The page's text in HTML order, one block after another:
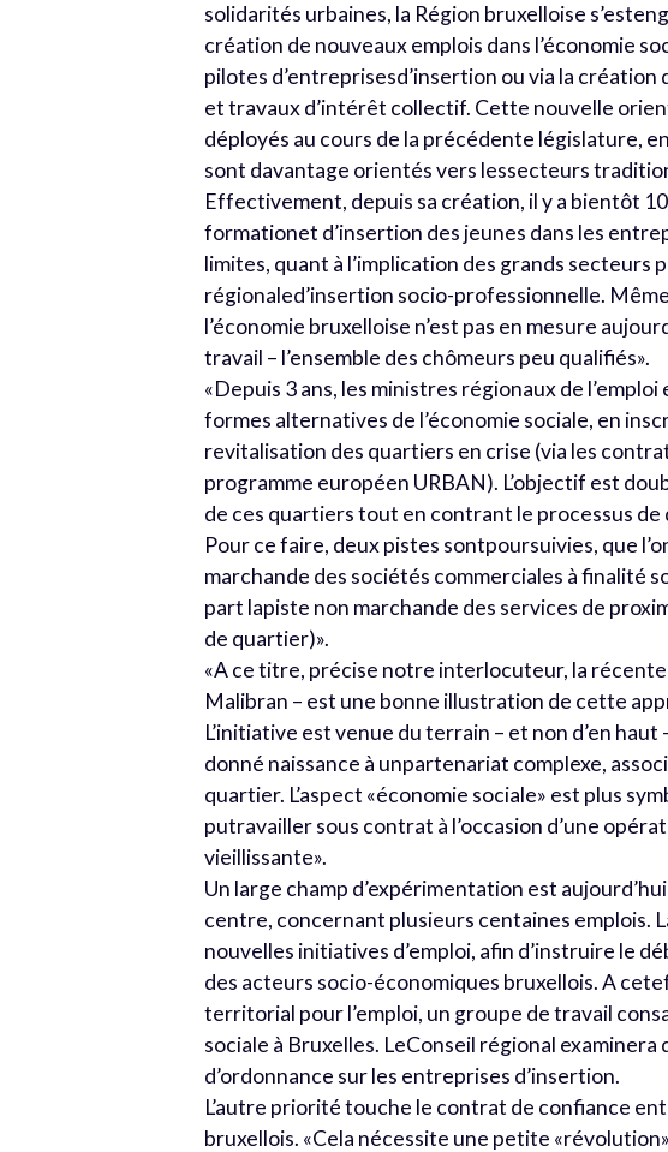
solidarités urbaines, la Région bruxelloise
création de nouveaux emplois dans l’économie
pilotes d’entreprisesd’insertion ou via la
et travaux d’intérêt collectif. Cette nouvelle
déployés au cours de la précédente législature,
sont davantage orientés vers lessecteurs
Effectivement, depuis sa création, il y a bientôt
formationet d’insertion des jeunes dans les
limites, quant à l’implication des grands secteurs
régionaled’insertion socio-professionnelle.
l’économie bruxelloise n’est pas en mesure
travail – l’ensemble des chômeurs peu qualifiés».
«Depuis 3 ans, les ministres régionaux de
formes alternatives de l’économie sociale, en
revitalisation des quartiers en crise (via les
programme européen URBAN). L’objectif est
de ces quartiers tout en contrant le processus
Pour ce faire, deux pistes sontpoursuivies, que
marchande des sociétés commerciales à finalité
part lapiste non marchande des services de
de quartier)».
«A ce titre, précise notre interlocuteur, la récente
Malibran – est une bonne illustration de cette
L’initiative est venue du terrain – et non d’en
donné naissance à unpartenariat complexe,
quartier. L’aspect «économie sociale» est plus
putravailler sous contrat à l’occasion d’une
vieillissante».
Un large champ d’expérimentation est
centre, concernant plusieurs centaines emplois.
nouvelles initiatives d’emploi, afin d’instruire le
des acteurs socio-économiques bruxellois. A
territorial pour l’emploi, un groupe de travail
sociale à Bruxelles. LeConseil régional
d’ordonnance sur les entreprises d’insertion.
L’autre priorité touche le contrat de confiance
bruxellois. «Cela nécessite une petite